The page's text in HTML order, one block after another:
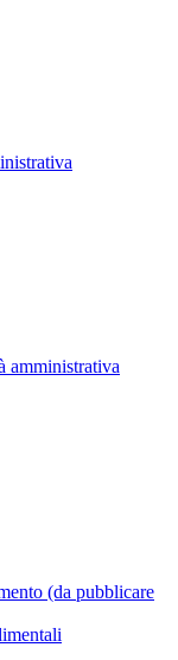
amministrativa
(da pubblicare